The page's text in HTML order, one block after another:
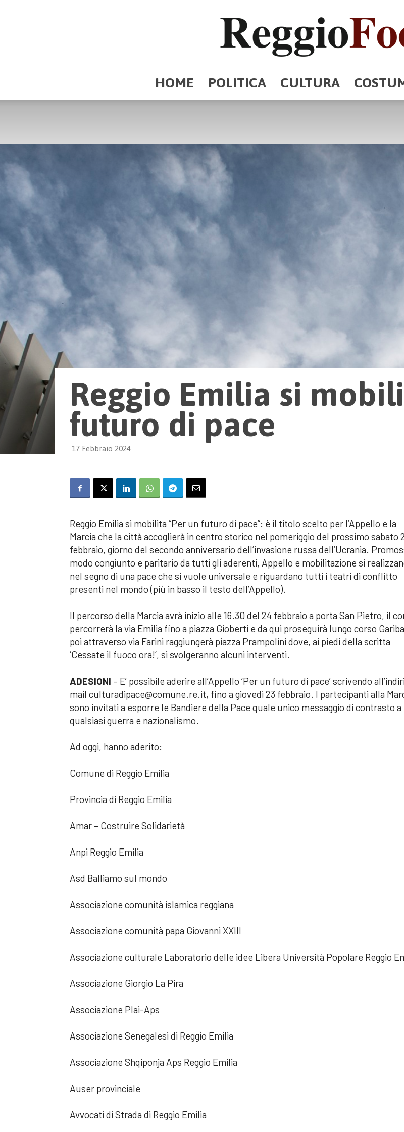
HOME POLITICA CULTURA
Reggio Emilia si
futuro di pace
17 Febbraio 2024
Reggio Emilia si mobilita “Per un futuro di pace”: è il titolo scelto per l’Appello e la
Marcia che la città accoglierà in centro storico nel pomeriggio del prossimo sabato
febbraio, giorno del secondo anniversario dell’invasione russa dell’Ucrania.
modo congiunto e paritario da tutti gli aderenti, Appello e mobilitazione si
nel segno di una pace che si vuole universale e riguardano tutti i teatri di conflitto
presenti nel mondo (più in basso il testo dell’Appello).
Il percorso della Marcia avrà inizio alle 16.30 del 24 febbraio a porta San Pietro, il
percorrerà la via Emilia fino a piazza Gioberti e da qui proseguirà lungo corso
poi attraverso via Farini raggiungerà piazza Prampolini dove, ai piedi della scritta
‘Cessate il fuoco ora!’, si svolgeranno alcuni interventi.
ADESIONI – E’ possibile aderire all’Appello ‘Per un futuro di pace’ scrivendo
mail culturadipace@comune.re.it, fino a giovedì 23 febbraio. I partecipanti alla
sono invitati a esporre le Bandiere della Pace quale unico messaggio di contrasto a
qualsiasi guerra e nazionalismo.
Ad oggi, hanno aderito:
Comune di Reggio Emilia
Provincia di Reggio Emilia
Amar – Costruire Solidarietà
Anpi Reggio Emilia
Asd Balliamo sul mondo
Associazione comunità islamica reggiana
Associazione comunità papa Giovanni XXIII
Associazione culturale Laboratorio delle idee Libera Università Popolare Reggio
Associazione Giorgio La Pira
Associazione Plai-Aps
Associazione Senegalesi di Reggio Emilia
Associazione Shqiponja Aps Reggio Emilia
Auser provinciale
Avvocati di Strada di Reggio Emilia